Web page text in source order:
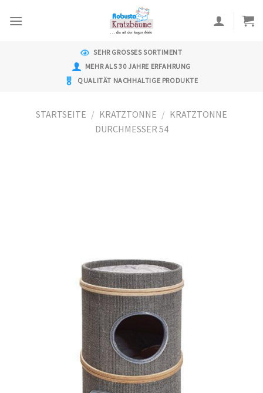
SEHR GROSSES SORTIMENT
MEHR ALS 30 JAHRE ERFAHRUNG
QUALITÄT NACHHALTIGE PRODUKTE
STARTSEITE / KRATZTONNE / KRATZTONNE
DURCHMESSER 54